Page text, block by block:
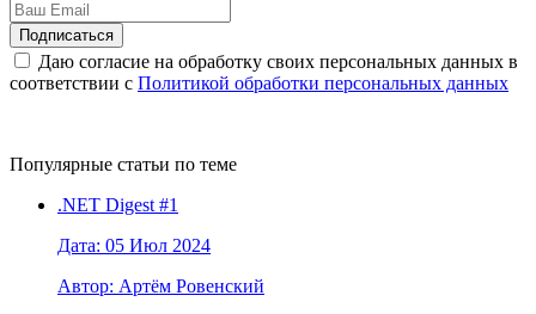
Даю согласие на обработку своих персональных данных в
соответствии с Политикой обработки персональных данных
Популярные статьи по теме
.NET Digest #1
Дата: 05 Июл 2024
Автор: Артём Ровенский